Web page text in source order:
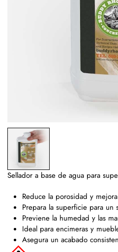
Sellador a base de agua para
Reduce la porosidad y
Prepara la superficie para un
Previene la humedad y las
Ideal para encimeras y
Asegura un acabado